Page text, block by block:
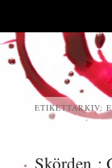
ETIKETTARKIV:
Skörden :